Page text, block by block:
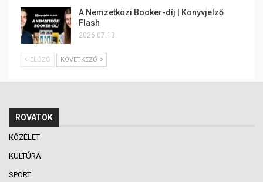
A Nemzetközi Booker-díj | Könyvjelző
Flash
2026.07.13.
ELŐZŐ KÖVETKEZŐ
ROVATOK
KÖZÉLET
KULTÚRA
SPORT